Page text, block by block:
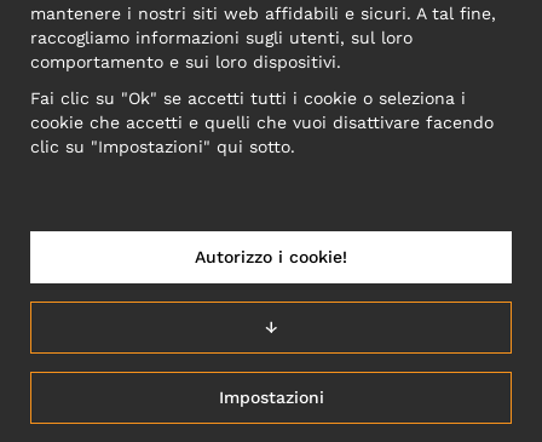
INDIRIZZO COMMERCIALE
Motley Denim Europe OÜ
Narva mnt 5, EE-10117 Tallinn
Reg: 12356245
ITALIA/ITALIANO
mantenere i nostri siti web affidabili e sicuri. A tal fine,
raccogliamo informazioni sugli utenti, sul loro
comportamento e sui loro dispositivi.
Fai clic su "Ok" se accetti tutti i cookie o seleziona i
cookie che accetti e quelli che vuoi disattivare facendo
clic su "Impostazioni" qui sotto.
Impostazioni
↓
Autorizzo i cookie!